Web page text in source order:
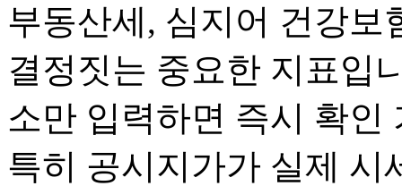
부동산세, 심지어 건강보
결정짓는 중요한 지표입
소만 입력하면 즉시 확인
특히 공시지가가 실제 시